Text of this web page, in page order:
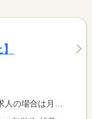
は時間額を表示しています。